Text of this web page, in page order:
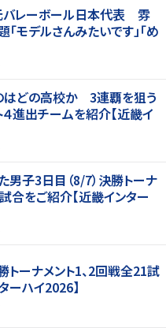
バレーボール日本代表 雰
モデルさんみたいです」「め
はどの高校か 3連覇を狙う
進出チームを紹介【近畿イ
男子3日目（8/7）決勝トーナ
合をご紹介【近畿インター
トーナメント1、2回戦全21試
ーハイ2026】